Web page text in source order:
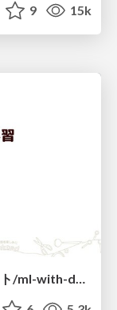
9 15k
DWHを活用した機械学習プロジェクト/ml-with-dwh